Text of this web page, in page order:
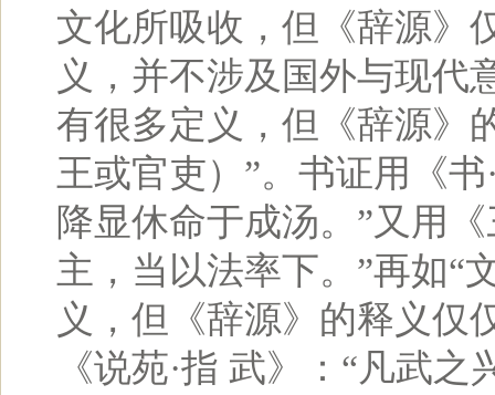
文化所吸收，但《辞源》
义，并不涉及国外与现代
有很多定义，但《辞源》
王或官吏）”。书证用《
降显休命于成汤。”又用
主，当以法率下。”再如“
义，但《辞源》的释义仅
《说苑·指 武》：“凡武